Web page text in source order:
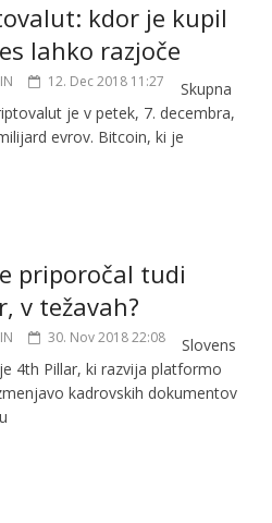
kdor je kupil
lahko razjoče
12. Dec 2018 11:27
Skupna
je v petek, 7. decembra,
evrov. Bitcoin, ki je
priporočal tudi
v težavah?
30. Nov 2018 22:08
Slovens
4th Pillar, ki razvija platformo
kadrovskih dokumentov